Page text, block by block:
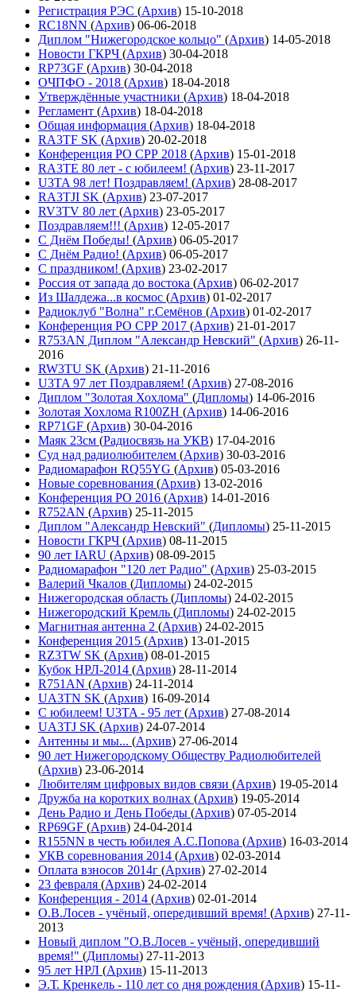
Регистрация РЭС (Архив) 15-10-2018
RC18NN (Архив) 06-06-2018
Диплом "Нижегородское кольцо" (Архив) 14-05-2018
Новости ГКРЧ (Архив) 30-04-2018
RP73GF (Архив) 30-04-2018
ОЧПФО - 2018 (Архив) 18-04-2018
Утверждённые участники (Архив) 18-04-2018
Регламент (Архив) 18-04-2018
Общая информация (Архив) 18-04-2018
RA3TF SK (Архив) 20-02-2018
Конференция РО СРР 2018 (Архив) 15-01-2018
RA3TE 80 лет - с юбилеем! (Архив) 23-11-2017
U3TA 98 лет! Поздравляем! (Архив) 28-08-2017
RA3TJI SK (Архив) 23-07-2017
RV3TV 80 лет (Архив) 23-05-2017
Поздравляем!!! (Архив) 12-05-2017
С Днём Победы! (Архив) 06-05-2017
С Днём Радио! (Архив) 06-05-2017
С праздником! (Архив) 23-02-2017
Россия от запада до востока (Архив) 06-02-2017
Из Шалдежа...в космос (Архив) 01-02-2017
Радиоклуб "Волна" г.Семёнов (Архив) 01-02-2017
Конференция РО СРР 2017 (Архив) 21-01-2017
R753AN Диплом "Александр Невский" (Архив) 26-11-
2016
RW3TU SK (Архив) 21-11-2016
U3TA 97 лет Поздравляем! (Архив) 27-08-2016
Диплом "Золотая Хохлома" (Дипломы) 14-06-2016
Золотая Хохлома R100ZH (Архив) 14-06-2016
RP71GF (Архив) 30-04-2016
Маяк 23см (Радиосвязь на УКВ) 17-04-2016
Суд над радиолюбителем (Архив) 30-03-2016
Радиомарафон RQ55YG (Архив) 05-03-2016
Новые соревнования (Архив) 13-02-2016
Конференция РО 2016 (Архив) 14-01-2016
R752AN (Архив) 25-11-2015
Диплом "Александр Невский" (Дипломы) 25-11-2015
Новости ГКРЧ (Архив) 08-11-2015
90 лет IARU (Архив) 08-09-2015
Радиомарафон "120 лет Радио" (Архив) 25-03-2015
Валерий Чкалов (Дипломы) 24-02-2015
Нижегородская область (Дипломы) 24-02-2015
Нижегородский Кремль (Дипломы) 24-02-2015
Магнитная антенна 2 (Архив) 24-02-2015
Конференция 2015 (Архив) 13-01-2015
RZ3TW SK (Архив) 08-01-2015
Кубок НРЛ-2014 (Архив) 28-11-2014
R751AN (Архив) 24-11-2014
UA3TN SK (Архив) 16-09-2014
С юбилеем! U3TA - 95 лет (Архив) 27-08-2014
UA3TJ SK (Архив) 24-07-2014
Антенны и мы... (Архив) 27-06-2014
90 лет Нижегородскому Обществу Радиолюбителей
(Архив) 23-06-2014
Любителям цифровых видов связи (Архив) 19-05-2014
Дружба на коротких волнах (Архив) 19-05-2014
День Радио и День Победы (Архив) 07-05-2014
RP69GF (Архив) 24-04-2014
R155NN в честь юбилея А.С.Попова (Архив) 16-03-2014
УКВ соревнования 2014 (Архив) 02-03-2014
Оплата взносов 2014г (Архив) 27-02-2014
23 февраля (Архив) 24-02-2014
Конференция - 2014 (Архив) 02-01-2014
О.В.Лосев - учёный, опередивший время! (Архив) 27-11-
2013
Новый диплом "О.В.Лосев - учёный, опередивший
время!" (Дипломы) 27-11-2013
95 лет НРЛ (Архив) 15-11-2013
Э.Т. Кренкель - 110 лет со дня рождения (Архив) 15-11-